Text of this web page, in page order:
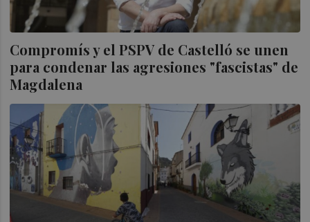
Compromís y el PSPV de Castelló se unen
para condenar las agresiones "fascistas" de
Magdalena